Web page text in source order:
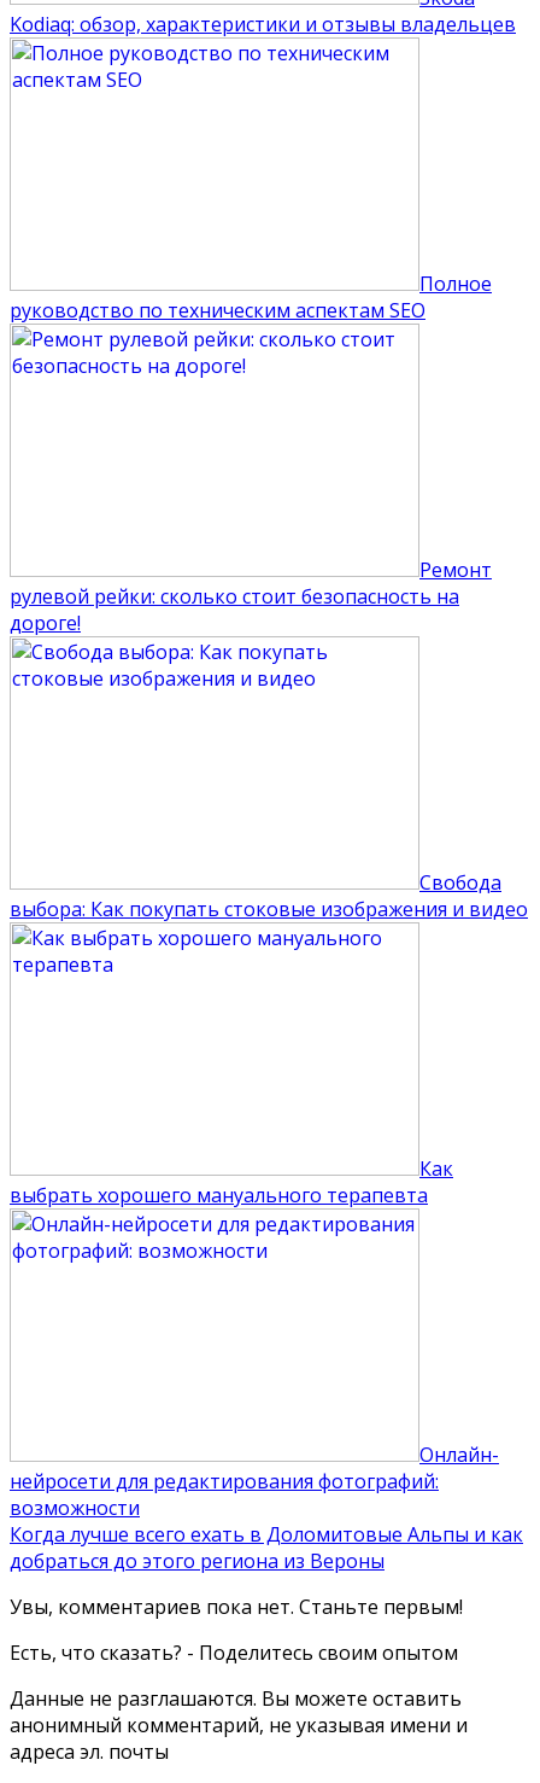
Kodiaq: обзор, характеристики и отзывы владельцев
Полное
руководство по техническим аспектам SEO
Ремонт
рулевой рейки: сколько стоит безопасность на
дороге!
Свобода
выбора: Как покупать стоковые изображения и видео
Как
выбрать хорошего мануального терапевта
Онлайн-
нейросети для редактирования фотографий:
возможности
Когда лучше всего ехать в Доломитовые Альпы и как
добраться до этого региона из Вероны
Увы, комментариев пока нет. Станьте первым!
Есть, что сказать? - Поделитесь своим опытом
Данные не разглашаются. Вы можете оставить
анонимный комментарий, не указывая имени и
адреса эл. почты